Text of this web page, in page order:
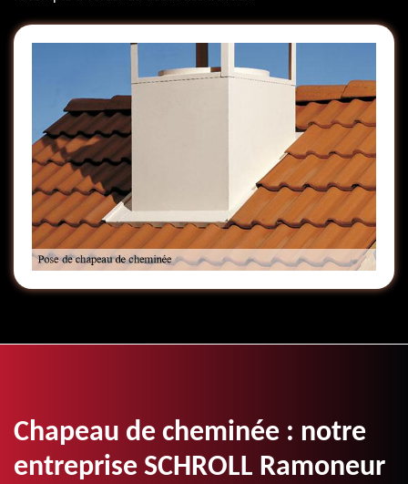
Chapeau de cheminée : notre
entreprise SCHROLL Ramoneur